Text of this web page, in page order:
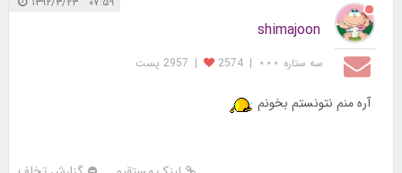
shimajoon
سه ستاره ⋆⋆⋆ |
2574
| 2957 پست
آره منم نتونستم بخونم